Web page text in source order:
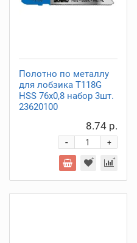
Полотно по металлу
для лобзика T118G
HSS 76x0,8 набор 3шт.
23620100
8.74 р.
+
-